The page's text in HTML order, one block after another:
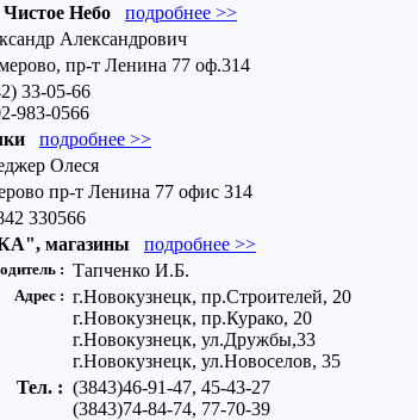
Небо
подробнее >>
Александрович
пр-т Ленина 77 оф.314
33-05-66
983-0566
подробнее >>
Олеся
пр-т Ленина 77 офис 314
330566
магазины
подробнее >>
: Тапченко И.Б.
Адрес : г.Новокузнецк, пр.Строителей, 20
г.Новокузнецк, пр.Курако, 20
г.Новокузнецк, ул.Дружбы,33
г.Новокузнецк, ул.Новоселов, 35
Тел. : (3843)46-91-47, 45-43-27
(3843)74-84-74, 77-70-39